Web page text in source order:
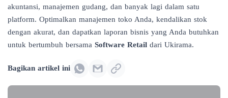
akuntansi, manajemen gudang, dan banyak lagi dalam satu
platform. Optimalkan manajemen toko Anda, kendalikan stok
dengan akurat, dan dapatkan laporan bisnis yang Anda butuhkan
untuk bertumbuh bersama Software Retail dari Ukirama.
Bagikan artikel ini